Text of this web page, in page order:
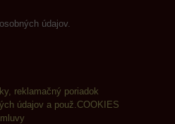
údajov.
reklamačný poriadok
údajov a použ.COOKIES